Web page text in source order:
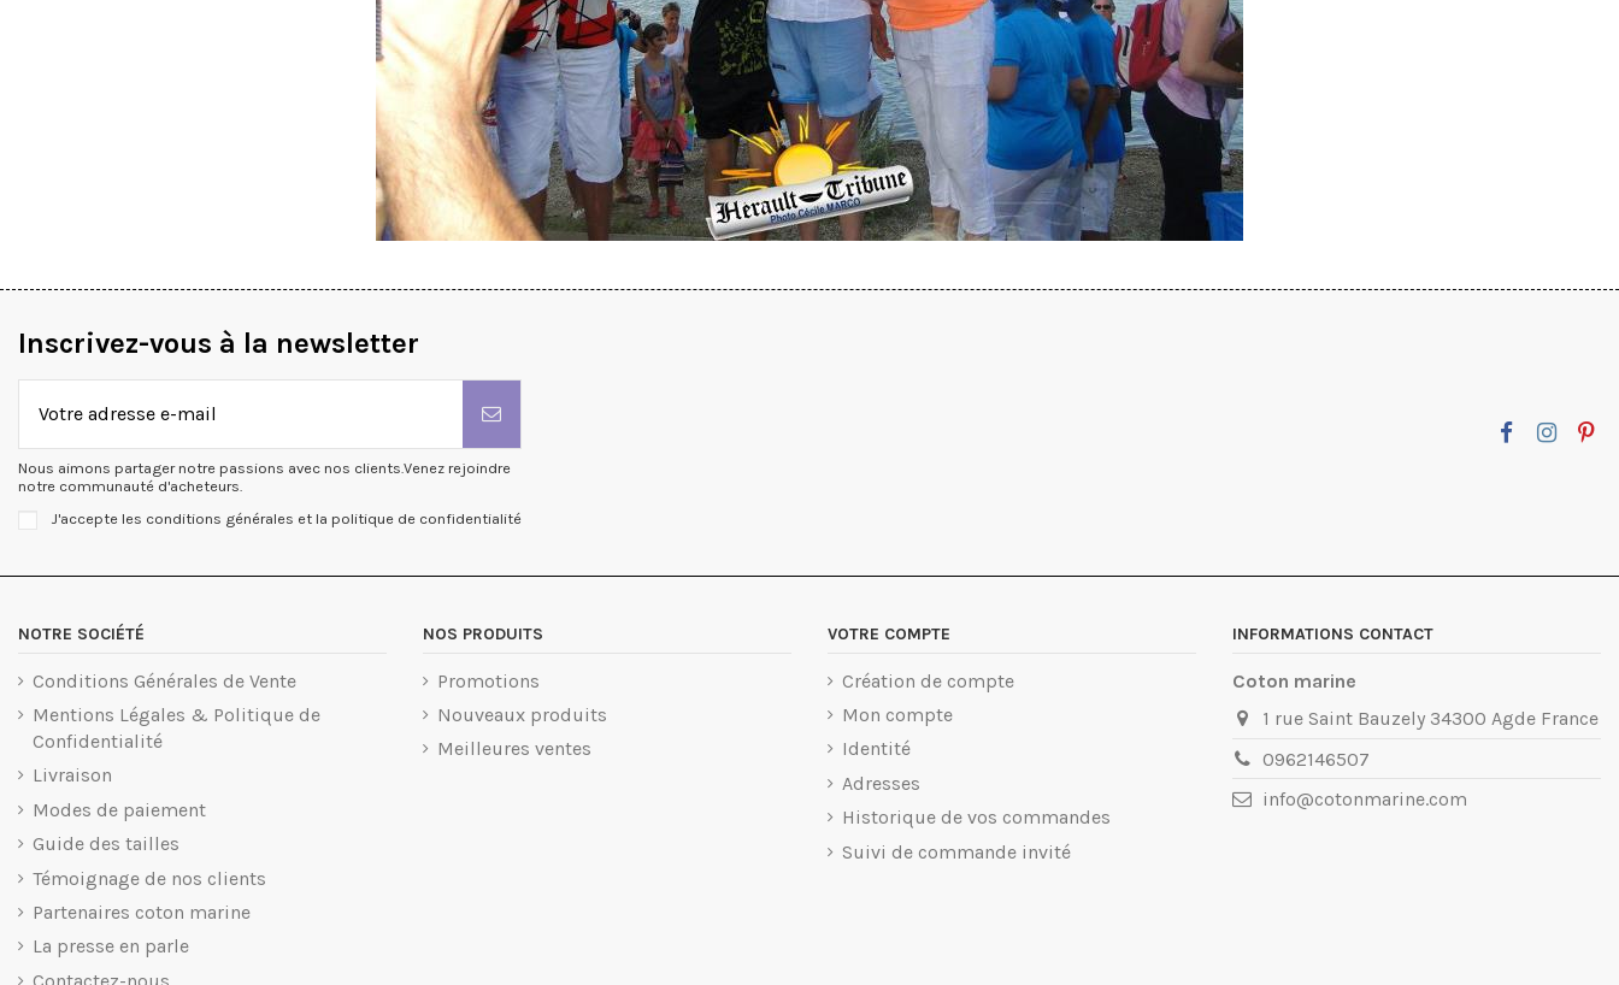
Inscrivez-vous à la newsletter
Nous aimons partager notre passions avec nos clients.Venez rejoindre
notre communauté d'acheteurs.
J'accepte les conditions générales et la politique de confidentialité
NOTRE SOCIÉTÉ
Conditions Générales de Vente
Mentions Légales & Politique de
Confidentialité
Livraison
Modes de paiement
Guide des tailles
Témoignage de nos clients
Partenaires coton marine
La presse en parle
Contactez-nous
NOS PRODUITS
Promotions
Nouveaux produits
Meilleures ventes
VOTRE COMPTE
Création de compte
Mon compte
Identité
Adresses
Historique de vos commandes
Suivi de commande invité
INFORMATIONS CONTACT
Coton marine
1 rue Saint Bauzely 34300 Agde France
0962146507
info@cotonmarine.com